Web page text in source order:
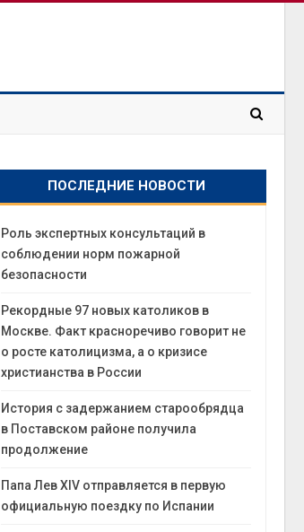
ПОСЛЕДНИЕ НОВОСТИ
Роль экспертных консультаций в
соблюдении норм пожарной
безопасности
Рекордные 97 новых католиков в
Москве. Факт красноречиво говорит не
о росте католицизма, а о кризисе
христианства в России
История с задержанием старообрядца
в Поставском районе получила
продолжение
Папа Лев XIV отправляется в первую
официальную поездку по Испании